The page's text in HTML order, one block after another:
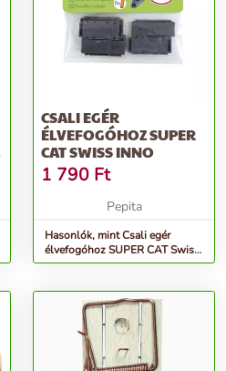
CSALI EGÉR
ÉLVEFOGÓHOZ SUPER
CAT SWISS INNO
1 790 Ft
Pepita
Hasonlók, mint Csali egér
élvefogóhoz SUPER CAT Swiss
Inno